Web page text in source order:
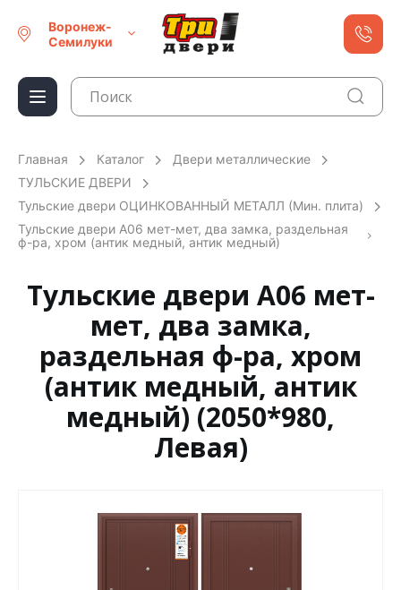
Воронеж-
Семилуки
Главная Каталог
Двери металлические
ТУЛЬСКИЕ ДВЕРИ
Тульские двери ОЦИНКОВАННЫЙ МЕТАЛЛ (Мин. плита)
Тульские двери А06 мет-мет, два замка, раздельная
ф-ра, хром (антик медный, антик медный)
Тульские двери А06 мет-
мет, два замка,
раздельная ф-ра, хром
(антик медный, антик
медный) (2050*980,
Левая)